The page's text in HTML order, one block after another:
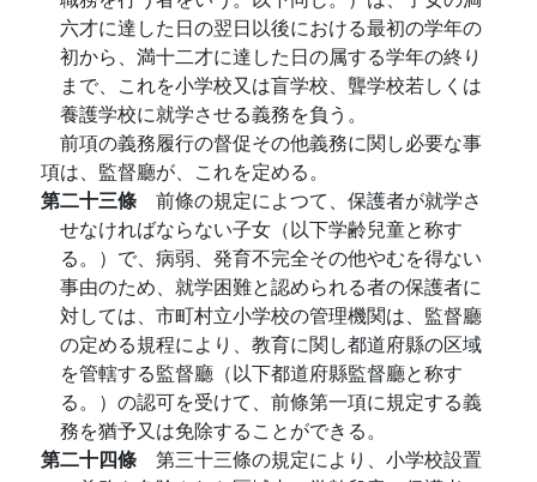
六才に達した日の翌日以後における最初の学年の
初から、満十二才に達した日の属する学年の終り
まで、これを小学校又は盲学校、聾学校若しくは
養護学校に就学させる義務を負う。
前項の義務履行の督促その他義務に関し必要な事
項は、監督廳が、これを定める。
第二十三條 前條の規定によつて、保護者が就学さ
せなければならない子女（以下学齢兒童と称す
る。）で、病弱、発育不完全その他やむを得ない
事由のため、就学困難と認められる者の保護者に
対しては、市町村立小学校の管理機関は、監督廳
の定める規程により、教育に関し都道府縣の区域
を管轄する監督廳（以下都道府縣監督廳と称す
る。）の認可を受けて、前條第一項に規定する義
務を猶予又は免除することができる。
第二十四條 第三十三條の規定により、小学校設置